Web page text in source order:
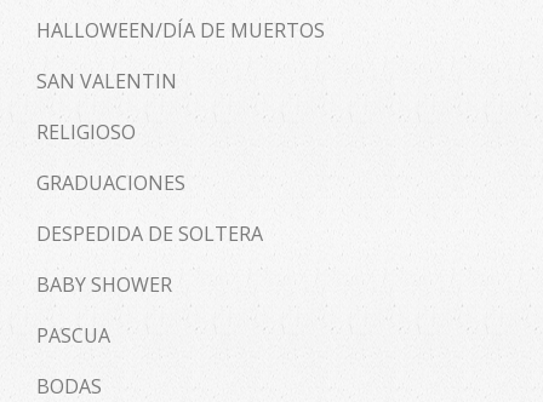
HALLOWEEN/DÍA DE MUERTOS
SAN VALENTIN
RELIGIOSO
GRADUACIONES
DESPEDIDA DE SOLTERA
BABY SHOWER
PASCUA
BODAS